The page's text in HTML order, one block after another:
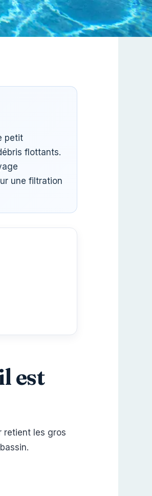
petit
flottants.
une filtration
est
retient les gros